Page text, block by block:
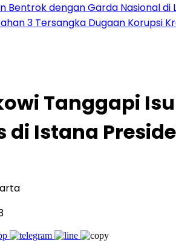
Bentrok dengan Garda Nasional di
3 Tersangka Dugaan Korupsi
Tanggapi
di Istana